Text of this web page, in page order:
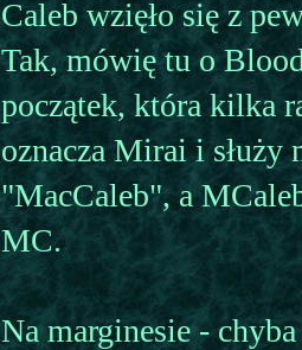
Caleb wzięło się z
Tak, mówię tu o
początek, która kilka
oznacza Mirai i służy
"MacCaleb", a
MC.
Na marginesie -